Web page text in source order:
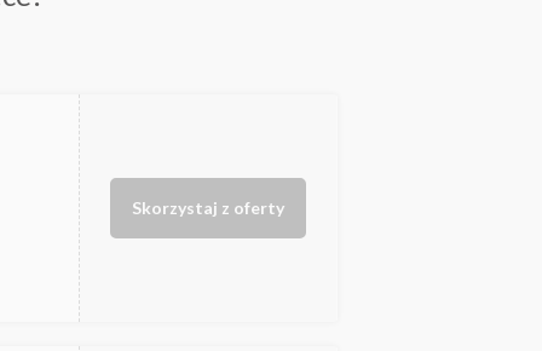
Skorzystaj z oferty